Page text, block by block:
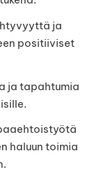
ja
positiiviset
ja tapahtumia
haluun toimia